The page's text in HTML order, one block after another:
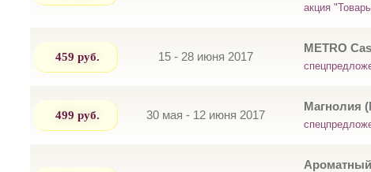
акция
459 руб. 15 - 28 июня 2017
METRO
499 руб. 30 мая - 12 июня 2017
Магнолия